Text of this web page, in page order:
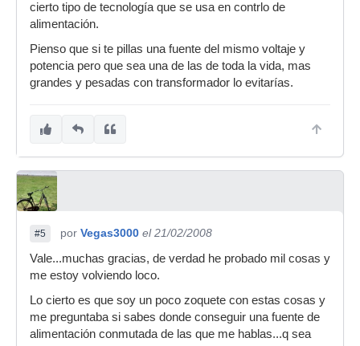
cierto tipo de tecnología que se usa en contrlo de
alimentación.
Pienso que si te pillas una fuente del mismo voltaje y
potencia pero que sea una de las de toda la vida, mas
grandes y pesadas con transformador lo evitarías.
#5 por Vegas3000 el 21/02/2008
Vale...muchas gracias, de verdad he probado mil cosas y
me estoy volviendo loco.
Lo cierto es que soy un poco zoquete con estas cosas y
me preguntaba si sabes donde conseguir una fuente de
alimentación conmutada de las que me hablas...q sea